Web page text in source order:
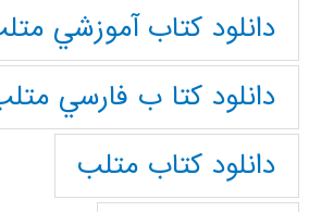
دانلود كتاب آموزشي
دانلود كتا ب فارسي
دانلود كتاب متلب